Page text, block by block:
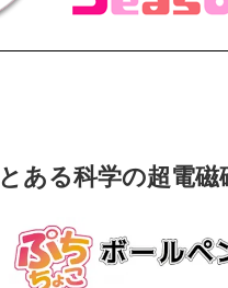
とある科学の超電